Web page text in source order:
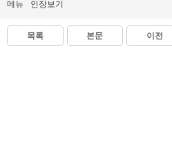
메뉴 인장보기
목록 본문 이전